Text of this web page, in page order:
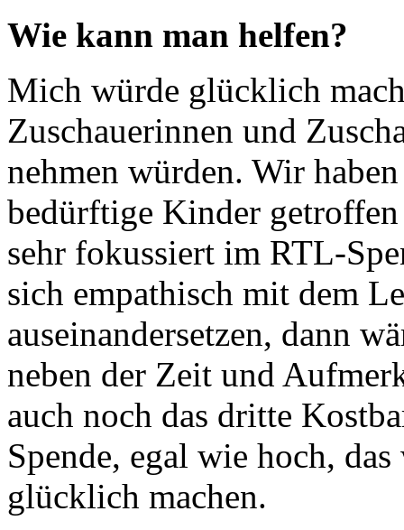
Wie kann man helfen?
Mich würde glücklich
Zuschauerinnen und
nehmen würden. Wir
bedürftige Kinder
sehr fokussiert im RTL-
sich empathisch mit dem
auseinandersetzen, dann
neben der Zeit und
auch noch das dritte
Spende, egal wie hoch,
glücklich machen.